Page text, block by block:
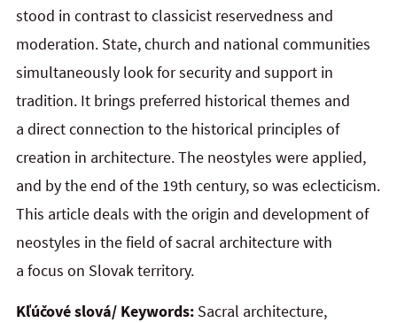
stood in contrast to classicist reservedness and
moderation. State, church and national communities
simultaneously look for security and support in
tradition. It brings preferred historical themes and
a direct connection to the historical principles of
creation in architecture. The neostyles were applied,
and by the end of the 19th century, so was eclecticism.
This article deals with the origin and development of
neostyles in the field of sacral architecture with
a focus on Slovak territory.
Kľúčové slová/ Keywords: Sacral architecture,